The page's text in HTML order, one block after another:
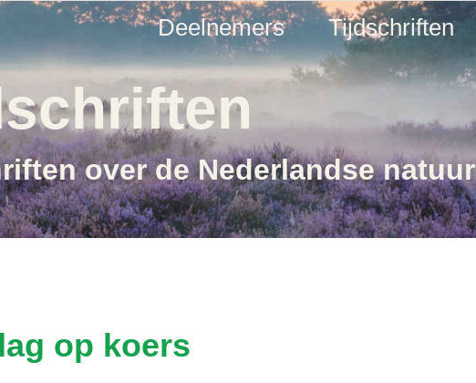
Deelnemers Tijdschriften
over de Nederlandse natuur
op koers